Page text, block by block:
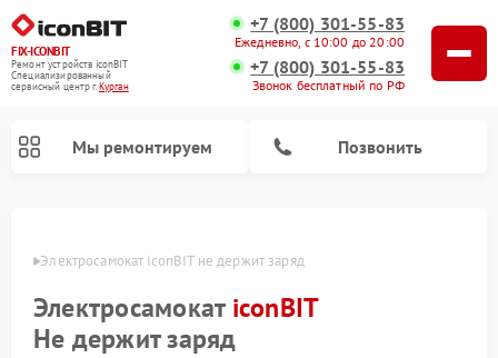
FIX-ICONBIT
Ремонт устройств iconBIT
Специализированный
cервисный центр г.Курган
+7 (800) 301-55-83
Ежедневно, с 10:00 до 20:00
+7 (800) 301-55-83
Звонок бесплатный по РФ
Мы ремонтируем Позвонить
Электросамокат iconBIT не держит заряд
Электросамокат iconBIT
Не держит заряд